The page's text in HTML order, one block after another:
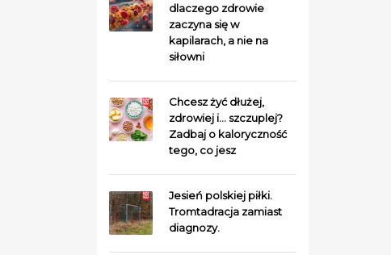
dlaczego zdrowie
zaczyna się w
kapilarach, a nie na
siłowni
Chcesz żyć dłużej,
zdrowiej i… szczuplej?
Zadbaj o kaloryczność
tego, co jesz
Jesień polskiej piłki.
Tromtadracja zamiast
diagnozy.